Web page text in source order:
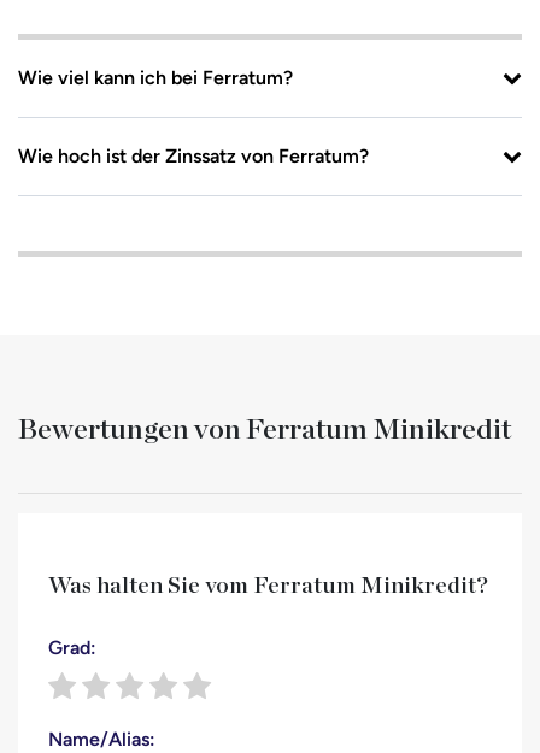
Wie viel kann ich bei Ferratum?
Wie hoch ist der Zinssatz von Ferratum?
Bewertungen von Ferratum Minikredit
Was halten Sie vom Ferratum Minikredit?
Grad:
Name/Alias: